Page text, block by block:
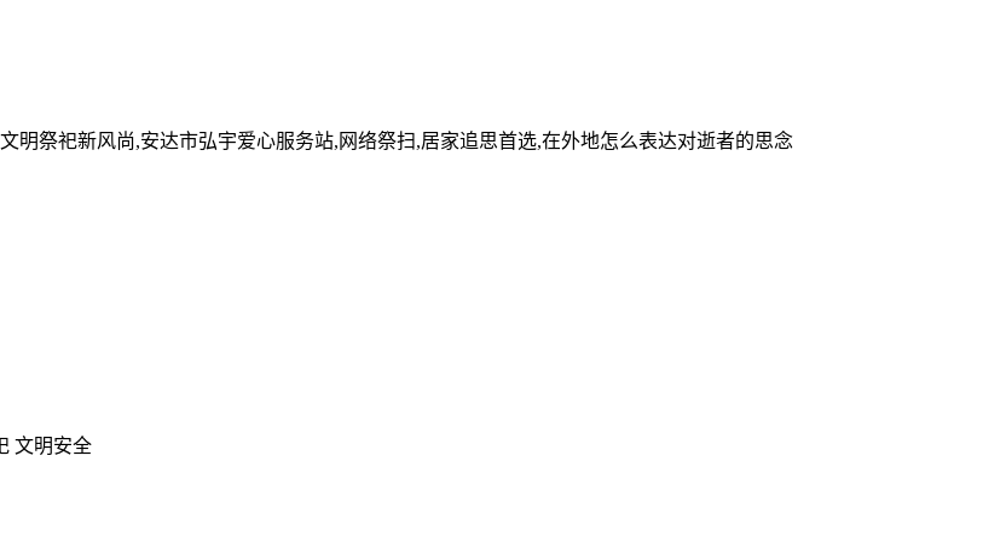
明祭祀新风尚,安达市弘宇爱心服务站,网络祭扫,居家追思首选,在外地怎么表达对逝者的思念
文明安全